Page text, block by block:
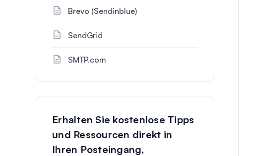
Brevo (Sendinblue)
SendGrid
SMTP.com
Erhalten Sie kostenlose Tipps
und Ressourcen direkt in
Ihren Posteingang,